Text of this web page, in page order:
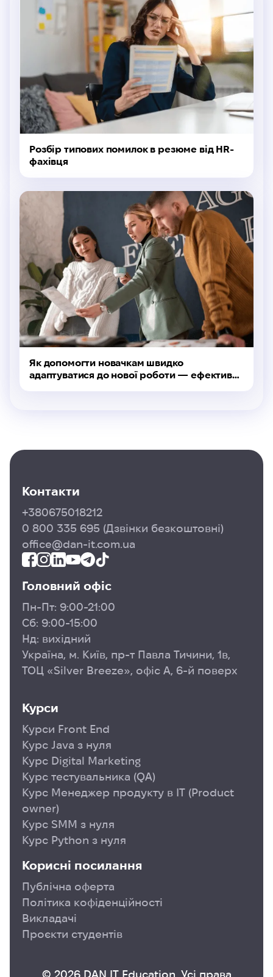
Розбір типових помилок в резюме від HR-
фахівця
Як допомогти новачкам швидко
адаптуватися до нової роботи — ефективні
Контакти
+380675018212
0 800 335 695 (Дзвінки безкоштовні)
office@dan-it.com.ua
Головний офіс
Пн-Пт: 9:00-21:00
Сб: 9:00-15:00
Нд: вихідний
Україна, м. Київ, пр-т Павла Тичини, 1в,
ТОЦ «Silver Breeze», офіс А, 6-й поверх
Курси
Курси Front End
Курс Java з нуля
Курс Digital Marketing
Курс тестувальника (QA)
Курс Менеджер продукту в ІТ (Product
owner)
Курс SMM з нуля
Курс Python з нуля
Корисні посилання
Публічна оферта
Політика кофіденційності
Викладачі
Проєкти студентів
© 2026 DAN IT Education. Усі права